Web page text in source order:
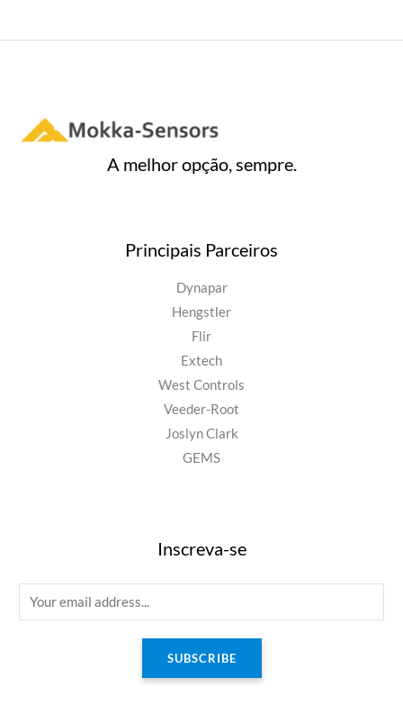
A melhor opção, sempre.
Principais Parceiros
Dynapar
Hengstler
Flir
Extech
West Controls
Veeder-Root
Joslyn Clark
GEMS
Inscreva-se
m
SUBSCRIBE